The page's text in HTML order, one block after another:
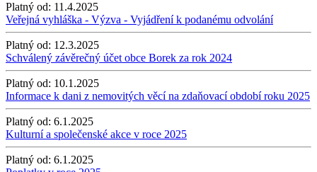
Platný od: 11.4.2025
Veřejná vyhláška - Výzva - Vyjádření k podanému odvolání
Platný od: 12.3.2025
Schválený závěrečný účet obce Borek za rok 2024
Platný od: 10.1.2025
Informace k dani z nemovitých věcí na zdaňovací období roku 2025
Platný od: 6.1.2025
Kulturní a společenské akce v roce 2025
Platný od: 6.1.2025